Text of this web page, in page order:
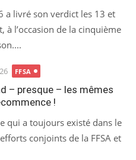
a livré son verdict les 13 et
l’occasion de la cinquième
FFSA
– presque – les mêmes
!
qui a toujours existé dans le
conjoints de la FFSA et